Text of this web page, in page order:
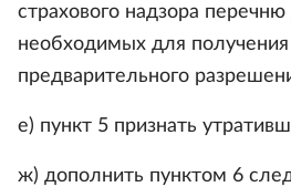
страхового надзора
необходимых для получения
предварительного
е) пункт 5 признать
ж) дополнить пунктом 6